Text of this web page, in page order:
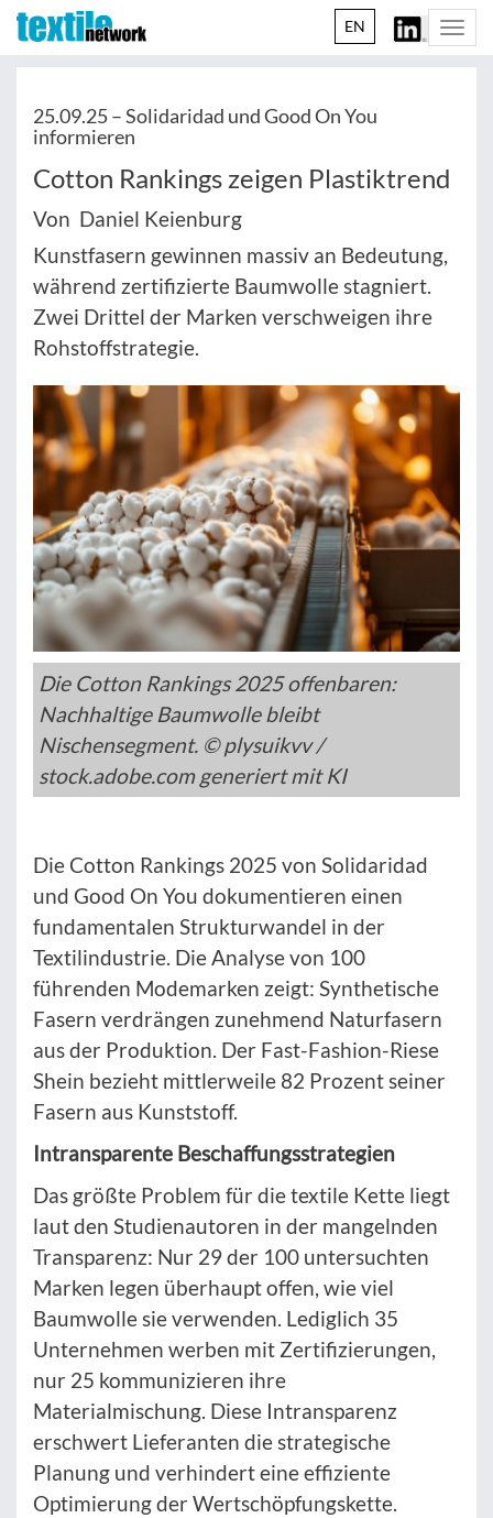
EN
25.09.25 –Solidaridad und Good On You
informieren
Cotton Rankings zeigen Plastiktrend
Von Daniel Keienburg
Kunstfasern gewinnen massiv an Bedeutung,
während zertifizierte Baumwolle stagniert.
Zwei Drittel der Marken verschweigen ihre
Rohstoffstrategie.
Die Cotton Rankings 2025 offenbaren:
Nachhaltige Baumwolle bleibt
Nischensegment. © plysuikvv /
stock.adobe.com generiert mit KI
Die Cotton Rankings 2025 von Solidaridad
und Good On You dokumentieren einen
fundamentalen Strukturwandel in der
Textilindustrie. Die Analyse von 100
führenden Modemarken zeigt: Synthetische
Fasern verdrängen zunehmend Naturfasern
aus der Produktion. Der Fast-Fashion-Riese
Shein bezieht mittlerweile 82 Prozent seiner
Fasern aus Kunststoff.
Intransparente Beschaffungsstrategien
Das größte Problem für die textile Kette liegt
laut den Studienautoren in der mangelnden
Transparenz: Nur 29 der 100 untersuchten
Marken legen überhaupt offen, wie viel
Baumwolle sie verwenden. Lediglich 35
Unternehmen werben mit Zertifizierungen,
nur 25 kommunizieren ihre
Materialmischung. Diese Intransparenz
erschwert Lieferanten die strategische
Planung und verhindert eine effiziente
Optimierung der Wertschöpfungskette.